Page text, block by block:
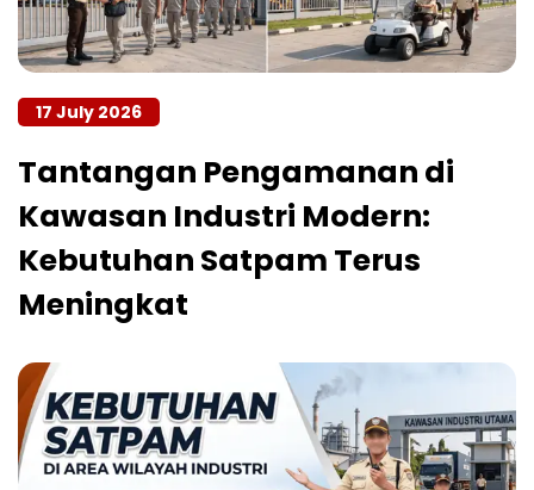
17 July 2026
Tantangan Pengamanan di
Kawasan Industri Modern:
Kebutuhan Satpam Terus
Meningkat